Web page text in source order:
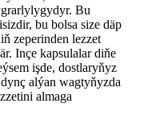
Bu
bu bolsa size däp
zeperinden lezzet
Inçe kapsulalar diňe
işde, dostlaryňyz
alýan wagtyňyzda
almaga